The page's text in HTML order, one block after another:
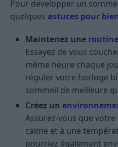
Pour développer un
quelques astuces pour
Maintenez une
Essayez de vous
même heure chaque
réguler votre horloge
sommeil de meilleure
Créez un
Assurez-vous que
calme et à une
pourriez également